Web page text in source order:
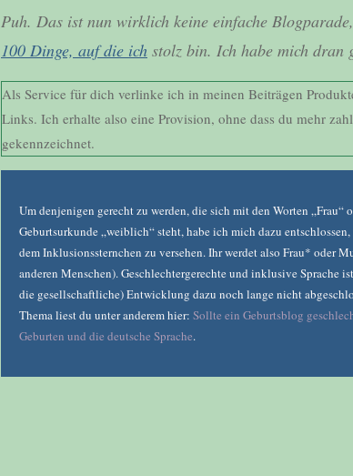
Puh. Das ist nun wirklich keine einfache
100 Dinge, auf die ich stolz bin. Ich habe mich dran
Als Service für dich verlinke ich in meinen Beiträgen
Links. Ich erhalte also eine Provision, ohne dass du mehr
gekennzeichnet.
Um denjenigen gerecht zu werden, die sich mit den Worten
Geburtsurkunde „weiblich“ steht, habe ich mich dazu
dem Inklusionssternchen zu versehen. Ihr werdet also Frau* oder
anderen Menschen). Geschlechtergerechte und inklusive Sprache
die gesellschaftliche) Entwicklung dazu noch lange nicht
Thema liest du unter anderem hier: Sollte ein Geburtsblog
Geburten und die deutsche Sprache.